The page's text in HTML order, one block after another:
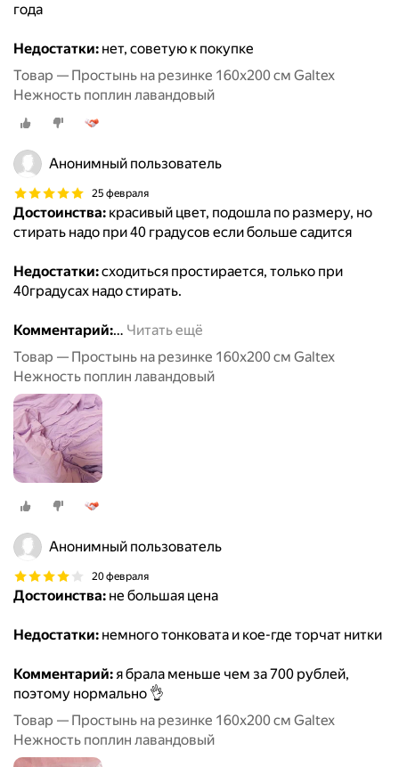
года
Недостатки: нет, советую к покупке
Товар — Простынь на резинке 160х200 см Galtex
Нежность поплин лавандовый
Анонимный пользователь
25 февраля
Достоинства: красивый цвет, подошла по размеру, но
стирать надо при 40 градусов если больше садится
Недостатки:сходиться простирается, только при
40градусах надо стирать.
Комментарий:… Читать ещё
Товар — Простынь на резинке 160х200 см Galtex
Нежность поплин лавандовый
Анонимный пользователь
20 февраля
Достоинства: не большая цена
Недостатки: немного тонковата и кое-где торчат нитки
Комментарий:я брала меньше чем за 700 рублей,
поэтому нормально 👌
Товар — Простынь на резинке 160х200 см Galtex
Нежность поплин лавандовый